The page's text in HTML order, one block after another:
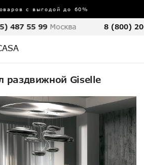
с выгодой до 60%
487 55 99 Москва 8 (800)
раздвижной Giselle